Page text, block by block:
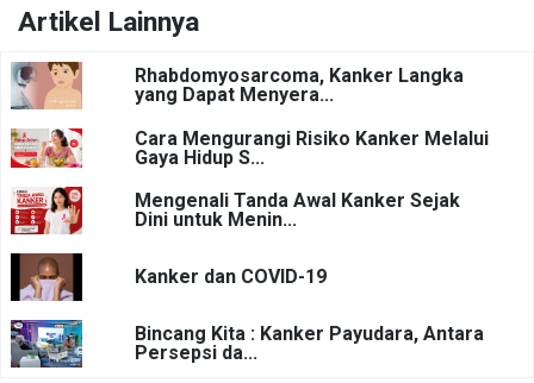
Artikel Lainnya
Rhabdomyosarcoma, Kanker Langka
yang Dapat Menyera...
Cara Mengurangi Risiko Kanker Melalui
Gaya Hidup S...
Mengenali Tanda Awal Kanker Sejak
Dini untuk Menin...
Kanker dan COVID-19
Bincang Kita : Kanker Payudara, Antara
Persepsi da...